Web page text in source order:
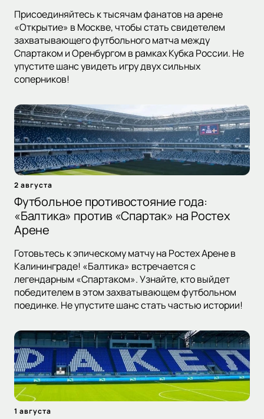
Присоединяйтесь к тысячам фанатов на арене
«Открытие» в Москве, чтобы стать свидетелем
захватывающего футбольного матча между
Спартаком и Оренбургом в рамках Кубка России. Не
упустите шанс увидеть игру двух сильных
соперников!
2 августа
Футбольное противостояние года:
«Балтика» против «Спартак» на Ростех
Арене
Готовьтесь к эпическому матчу на Ростех Арене в
Калининграде! «Балтика» встречается с
легендарным «Спартаком». Узнайте, кто выйдет
победителем в этом захватывающем футбольном
поединке. Не упустите шанс стать частью истории!
1 августа